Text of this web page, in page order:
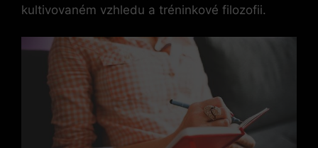
kultivovaném vzhledu a tréninkové filozofii.